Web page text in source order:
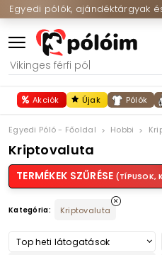
Egyedi pólók, ajándéktárgyak
Akciók Újak Pólók
Egyedi Póló - Főoldal Hobbi
Kriptovaluta
TERMÉKEK SZŰRÉSE (TÍPUSOK,
Kategória: Kriptovaluta
Top heti látogatások